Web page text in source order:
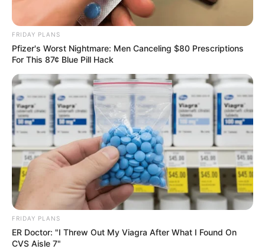
Επισκεφτείτετο κανάλι μου στο youtubeαν
ψάχνετε πραγματικά να βρείτε την αλήθεια… Η
Ενημέρωση που δεν θα ακούσετε ποτέ από τα
κυρίαρχα ΜΜΕ… Υποστηρίξτε αυτόν τον αγώνα με
την εγγραφή, τα κόσμια σχόλια και τα λάικ σας…
FACEBOOK ΑΡΈΣΕΙ
YOUTUBE ΕΓΓΡΑΦΕΊΤΕ
EMAIL
FRIDAY PLANS
Pfizer's Worst Nightmare: Men Canceling $80 Prescriptions
For This 87¢ Blue Pill Hack
FRIDAY PLANS
ER Doctor: "I Threw Out My Viagra After What I Found On
CVS Aisle 7"